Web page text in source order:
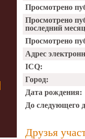
Просмотрено
Просмотрено
последний
Просмотрено
Адрес
ICQ:
Город:
Дата рождения:
До следующего
Друзья